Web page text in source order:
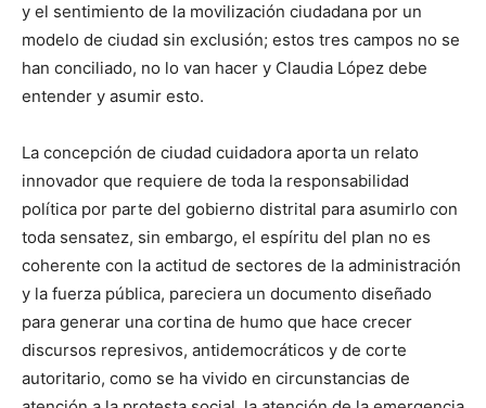
y el sentimiento de la movilización ciudadana por un
modelo de ciudad sin exclusión; estos tres campos no se
han conciliado, no lo van hacer y Claudia López debe
entender y asumir esto.
La concepción de ciudad cuidadora aporta un relato
innovador que requiere de toda la responsabilidad
política por parte del gobierno distrital para asumirlo con
toda sensatez, sin embargo, el espíritu del plan no es
coherente con la actitud de sectores de la administración
y la fuerza pública, pareciera un documento diseñado
para generar una cortina de humo que hace crecer
discursos represivos, antidemocráticos y de corte
autoritario, como se ha vivido en circunstancias de